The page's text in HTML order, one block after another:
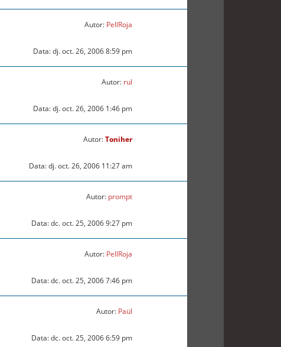
Autor: PellRoja
Data: dj. oct. 26, 2006 8:59 pm
Autor: rul
Data: dj. oct. 26, 2006 1:46 pm
Autor:Toniher
Data: dj. oct. 26, 2006 11:27 am
Autor: prompt
Data: dc. oct. 25, 2006 9:27 pm
Autor: PellRoja
Data: dc. oct. 25, 2006 7:46 pm
Autor: Paül
Data: dc. oct. 25, 2006 6:59 pm